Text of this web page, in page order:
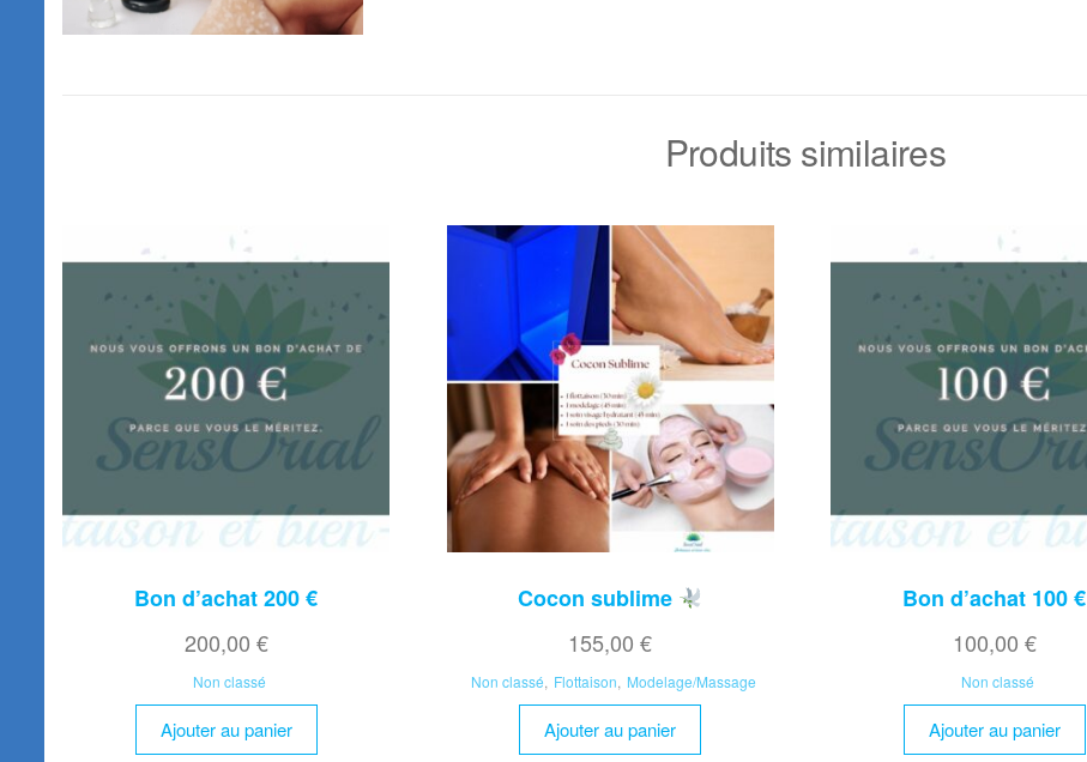
Produits similaires
Bon d’achat 200 €
200,00 €
Non classé
Ajouter au panier
Cocon sublime
155,00€
Non classé, Flottaison, Modelage/Massage
Ajouter au panier
Bon d’achat 100 €
100,00 €
Non classé
Ajouter au panier